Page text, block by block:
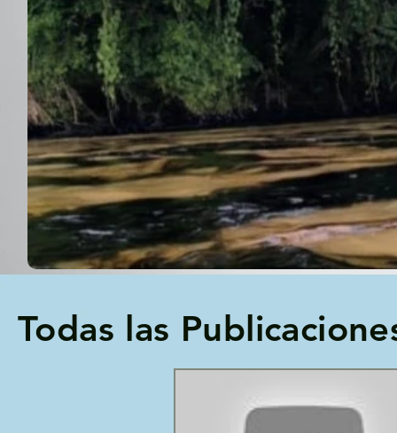
Todas las